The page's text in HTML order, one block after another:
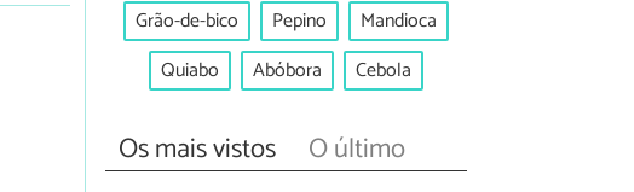
Grão-de-bico Pepino
Mandioca
Quiabo
Abóbora Cebola
Os mais vistos O último